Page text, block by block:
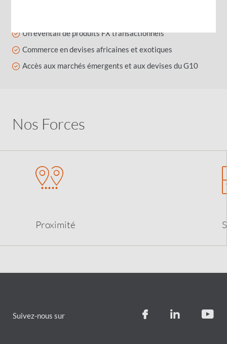
Un éventail de produits FX transactionnels
Commerce en devises africaines et exotiques
Accès aux marchés émergents et aux devises du G10
Nos Forces
Proximité
Suivez-nous sur